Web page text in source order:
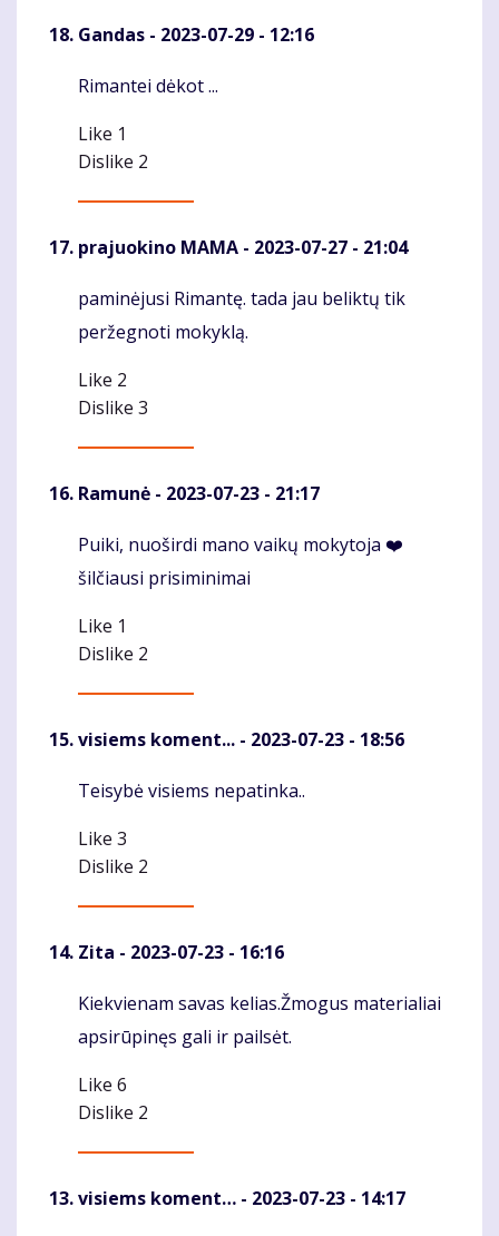
Gandas - 2023-07-29 - 12:16
Komentaras
Rimantei dėkot ...
Like 1
Dislike 2
prajuokino MAMA - 2023-07-27 - 21:04
Komentaras
paminėjusi Rimantę. tada jau beliktų tik
peržegnoti mokyklą.
Like 2
Dislike 3
Ramunė - 2023-07-23 - 21:17
Komentaras
Puiki, nuoširdi mano vaikų mokytoja ❤️
šilčiausi prisiminimai
Like 1
Dislike 2
visiems koment... - 2023-07-23 - 18:56
Komentaras
Teisybė visiems nepatinka..
Like 3
Dislike 2
Zita - 2023-07-23 - 16:16
Komentaras
Kiekvienam savas kelias.Žmogus materialiai
apsirūpinęs gali ir pailsėt.
Like 6
Dislike 2
visiems koment… - 2023-07-23 - 14:17